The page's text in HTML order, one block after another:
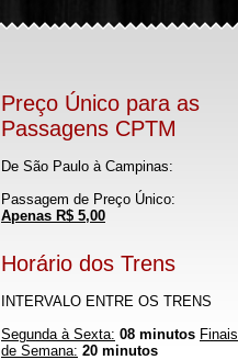
Preço Único para as
Passagens CPTM
De São Paulo à Campinas:
Passagem de Preço Único:
Apenas R$ 5,00
Horário dos Trens
INTERVALO ENTRE OS TRENS
Segunda à Sexta: 08 minutos Finais
de Semana: 20 minutos